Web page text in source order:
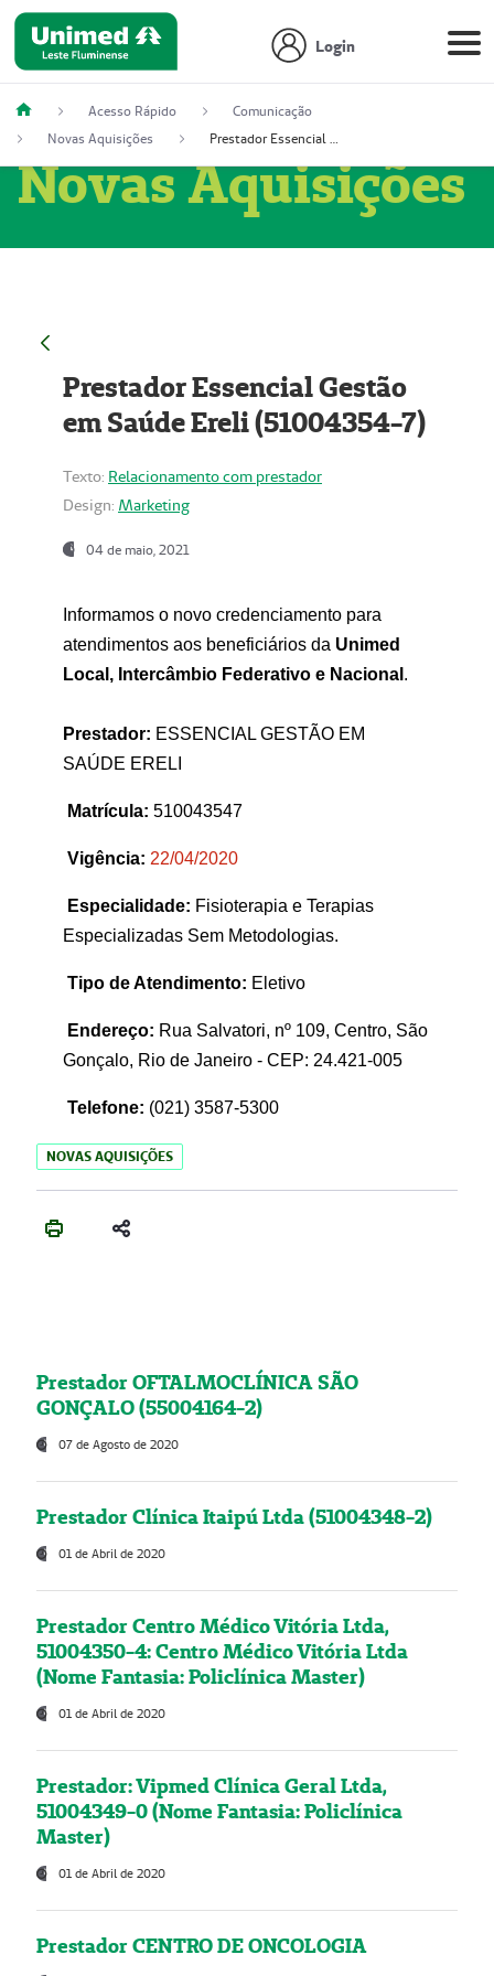
Login
Acesso Rápido
Comunicação
Novas Aquisições
Prestador Essencial Gestão em Saúde Ereli (51004354-7)
Novas Aquisições
Prestador Essencial Gestão
em Saúde Ereli (51004354-7)
Texto: Relacionamento com prestador
Design: Marketing
04 de maio, 2021
Informamos o novo credenciamento para
atendimentos aos beneficiários da Unimed
Local, Intercâmbio Federativo e Nacional .
Prestador: ESSENCIAL GESTÃO EM
SAÚDE ERELI
Matrícula: 510043547
Vigência: 22/04/2020
Especialidade: Fisioterapia e Terapias
Especializadas Sem Metodologias.
Tipo de Atendimento: Eletivo
Endereço: Rua Salvatori, nº 109, Centro, São
Gonçalo, Rio de Janeiro - CEP: 24.421-005
Telefone: (021) 3587-5300
NOVAS AQUISIÇÕES
Prestador OFTALMOCLÍNICA SÃO
GONÇALO (55004164-2)
07 de Agosto de 2020
Prestador Clínica Itaipú Ltda (51004348-2)
01 de Abril de 2020
Prestador Centro Médico Vitória Ltda,
51004350-4: Centro Médico Vitória Ltda
(Nome Fantasia: Policlínica Master)
01 de Abril de 2020
Prestador: Vipmed Clínica Geral Ltda,
51004349-0 (Nome Fantasia: Policlínica
Master)
01 de Abril de 2020
Prestador CENTRO DE ONCOLOGIA